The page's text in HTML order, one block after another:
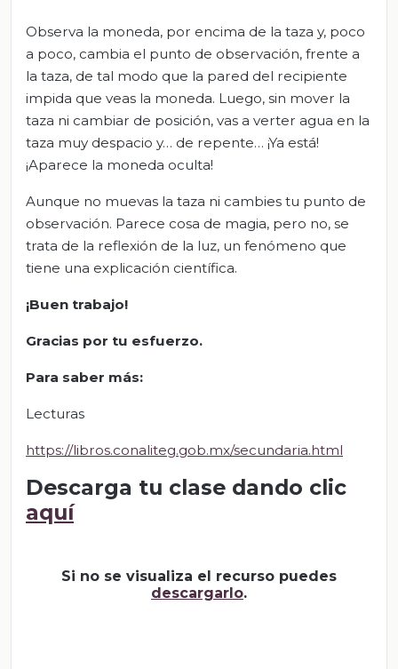
Observa la moneda, por encima de la taza y, poco
a poco, cambia el punto de observación, frente a
la taza, de tal modo que la pared del recipiente
impida que veas la moneda. Luego, sin mover la
taza ni cambiar de posición, vas a verter agua en la
taza muy despacio y… de repente… ¡Ya está!
¡Aparece la moneda oculta!
Aunque no muevas la taza ni cambies tu punto de
observación. Parece cosa de magia, pero no, se
trata de la reflexión de la luz, un fenómeno que
tiene una explicación científica.
¡Buen trabajo!
Gracias por tu esfuerzo.
Para saber más:
Lecturas
https://libros.conaliteg.gob.mx/secundaria.html
Descarga tu clase dando clic
aquí
Si no se visualiza el recurso puedes
descargarlo.